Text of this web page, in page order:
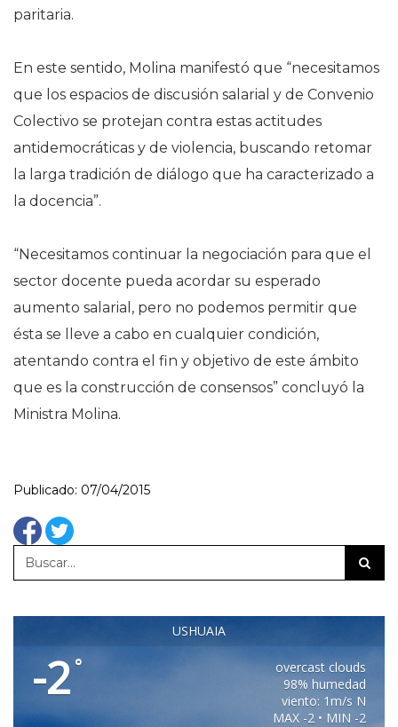
paritaria.
En este sentido, Molina manifestó que “necesitamos
que los espacios de discusión salarial y de Convenio
Colectivo se protejan contra estas actitudes
antidemocráticas y de violencia, buscando retomar
la larga tradición de diálogo que ha caracterizado a
la docencia”.
“Necesitamos continuar la negociación para que el
sector docente pueda acordar su esperado
aumento salarial, pero no podemos permitir que
ésta se lleve a cabo en cualquier condición,
atentando contra el fin y objetivo de este ámbito
que es la construcción de consensos” concluyó la
Ministra Molina.
Publicado: 07/04/2015
USHUAIA
-2 °
overcast clouds
98% humedad
viento: 1m/s N
MAX -2 • MIN -2